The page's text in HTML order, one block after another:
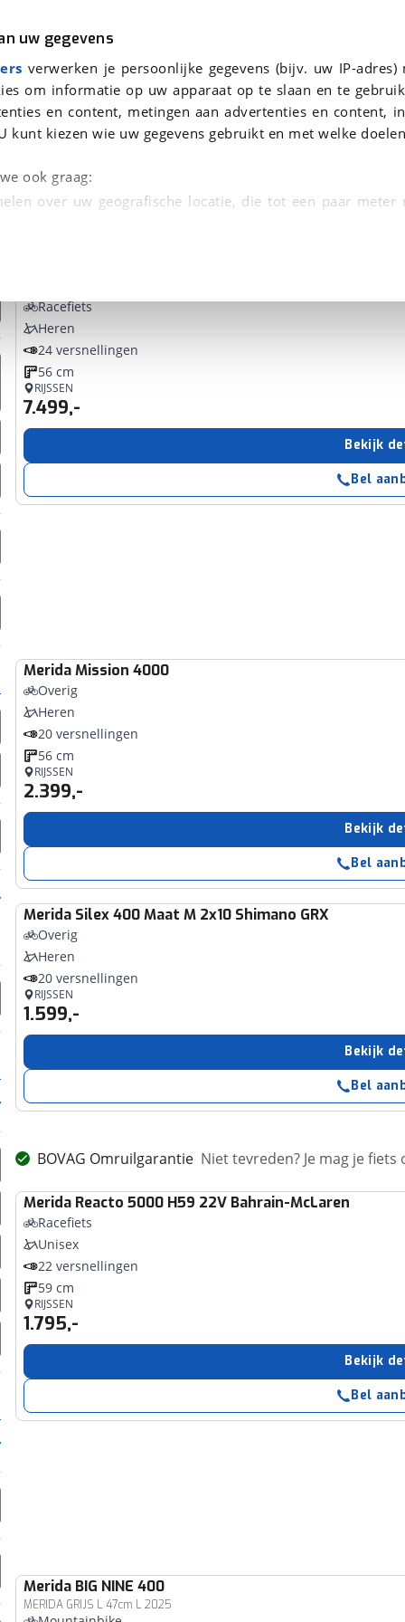
uw gegevens
verwerken je persoonlijke gegevens (bijv. uw IP-adres)
om informatie op uw apparaat op te slaan en te
en content, metingen aan advertenties en content,
kunt kiezen wie uw gegevens gebruikt en met welke
ook graag:
over uw geografische locatie, die tot een paar meter
uw toestemming op elk moment wijzigen of
technieken zorgen we voor een betere en meer
ervoor dat de website goed werkt. Ook gebruiken we
We tonen je graag relevante advertenties en
op en buiten onze website volgt – uiteraard op
en privacyverklaring. Als je weigert, plaatsen we
cookies. Je voorkeuren kun je later altijd
Racefiets
Heren
24 versnellingen
56 cm
RIJSSEN
7.499,-
Bekijk
Bel
Merida Mission 4000
Overig
Heren
20 versnellingen
56 cm
RIJSSEN
2.399,-
Bekijk
Bel
Merida Silex 400 Maat M 2x10 Shimano GRX
Overig
Heren
20 versnellingen
RIJSSEN
1.599,-
Bekijk
Bel
BOVAG Omruilgarantie Niet tevreden? Je mag je fiets
Merida Reacto 5000 H59 22V Bahrain-McLaren
Racefiets
Unisex
22 versnellingen
59 cm
RIJSSEN
1.795,-
Bekijk
Bel
Merida BIG NINE 400
MERIDA GRIJS L 47cm L 2025